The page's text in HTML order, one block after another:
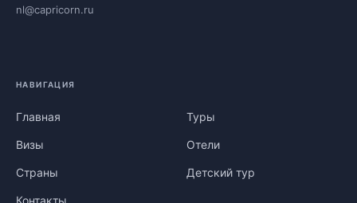
nl@capricorn.ru
НАВИГАЦИЯ
Главная Туры
Визы Отели
Страны Детский тур
Контакты